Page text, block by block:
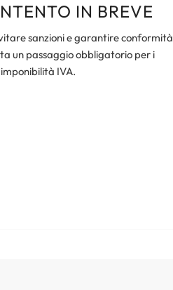
IN BREVE
sanzioni e garantire conformità
un passaggio obbligatorio per i
IVA.